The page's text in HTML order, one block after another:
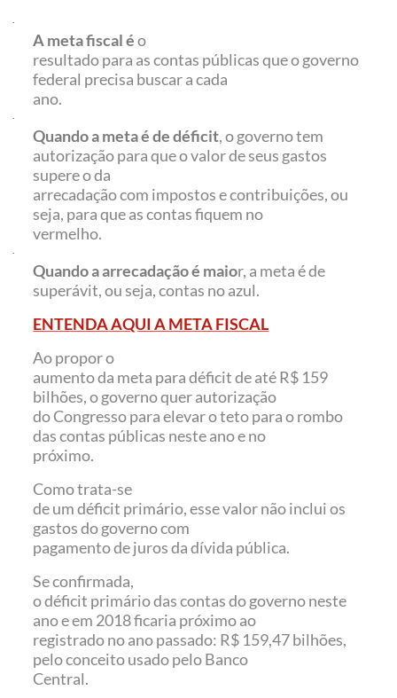
·
A meta fiscal éo
resultado para as contas públicas que o governo
federal precisa buscar a cada
ano.
·
Quando a meta é de déficit, o governo tem
autorização para que o valor de seus gastos
supere o da
arrecadação com impostos e contribuições, ou
seja, para que as contas fiquem no
vermelho.
·
Quando a arrecadação é maior, a meta é de
superávit, ou seja, contas no azul.
ENTENDA AQUI A META FISCAL
Ao propor o
aumento da meta para déficit de até R$ 159
bilhões, o governo quer autorização
do Congresso para elevar o teto para o rombo
das contas públicas neste ano e no
próximo.
Como trata-se
de um déficit primário, esse valor não inclui os
gastos do governo com
pagamento de juros da dívida pública.
Se confirmada,
o déficit primário das contas do governo neste
ano e em 2018 ficaria próximo ao
registrado no ano passado: R$ 159,47 bilhões,
pelo conceito usado pelo Banco
Central.